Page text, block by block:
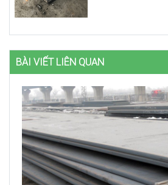
BÀI VIẾT LIÊN QUAN